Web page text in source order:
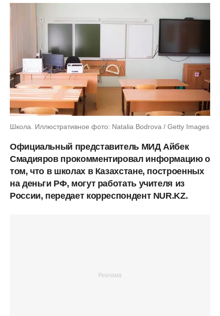
Школа. Иллюстративное фото: Natalia Bodrova / Getty Images
Официальный представитель МИД Айбек
Смадияров прокомментировал информацию о
том, что в школах в Казахстане, построенных
на деньги РФ, могут работать учителя из
России, передает корреспондент NUR.KZ.